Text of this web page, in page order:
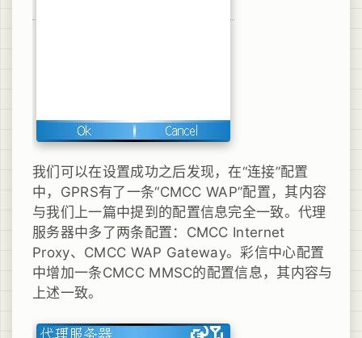
我们可以在设置成功之后发现，在“连接”配置
中，GPRS有了一条“CMCC WAP”配置，其内容
与我们上一篇中提到的配置信息完全一致。代理
服务器中多了两条配置：CMCC Internet
Proxy、CMCC WAP Gateway。彩信中心配置
中增加一条CMCC MMSC的配置信息，其内容与
上述一致。